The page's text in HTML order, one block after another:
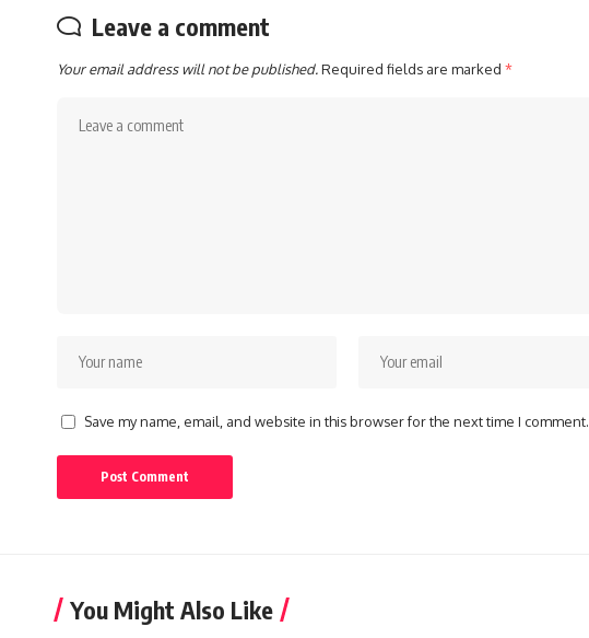
Leave a comment
Your email address will not be published.Required fields are marked *
Save my name, email, and website in this browser for the next time I comment.
You Might Also Like